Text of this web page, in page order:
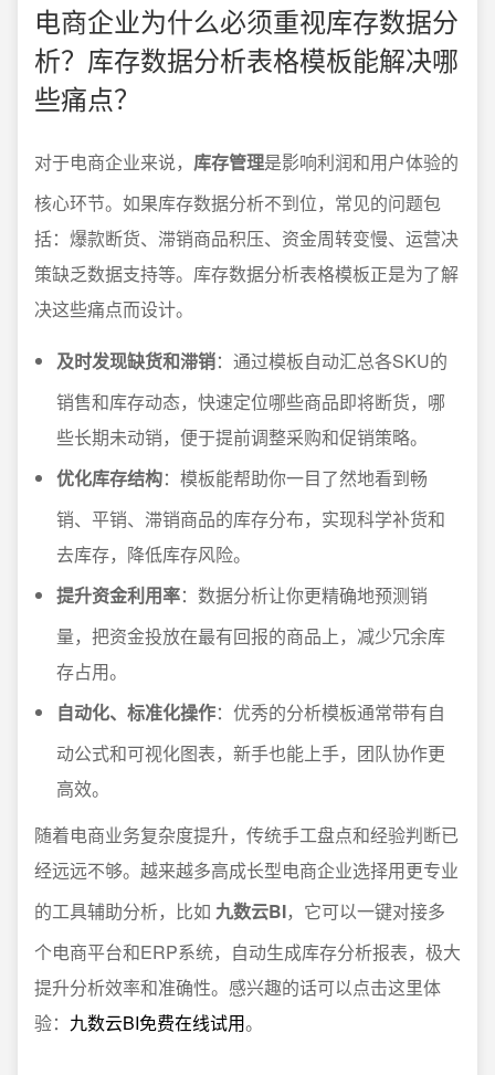
电商企业为什么必须重视库存数据分
析？库存数据分析表格模板能解决哪
些痛点？
对于电商企业来说， 库存管理是影响利润和用户体验的
核心环节。如果库存数据分析不到位，常见的问题包
括：爆款断货、滞销商品积压、资金周转变慢、运营决
策缺乏数据支持等。库存数据分析表格模板正是为了解
决这些痛点而设计。
及时发现缺货和滞销：通过模板自动汇总各SKU的
销售和库存动态，快速定位哪些商品即将断货，哪
些长期未动销，便于提前调整采购和促销策略。
优化库存结构：模板能帮助你一目了然地看到畅
销、平销、滞销商品的库存分布，实现科学补货和
去库存，降低库存风险。
提升资金利用率：数据分析让你更精确地预测销
量，把资金投放在最有回报的商品上，减少冗余库
存占用。
自动化、标准化操作：优秀的分析模板通常带有自
动公式和可视化图表，新手也能上手，团队协作更
高效。
随着电商业务复杂度提升，传统手工盘点和经验判断已
经远远不够。越来越多高成长型电商企业选择用更专业
的工具辅助分析，比如 九数云BI，它可以一键对接多
个电商平台和ERP系统，自动生成库存分析报表，极大
提升分析效率和准确性。感兴趣的话可以点击这里体
验： 九数云BI免费在线试用。